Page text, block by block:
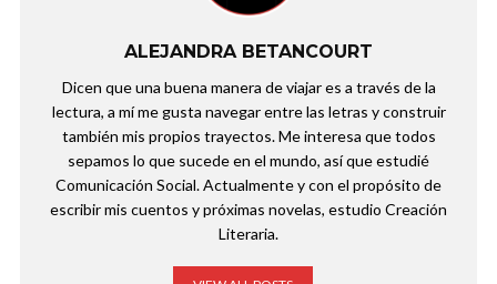
ALEJANDRA BETANCOURT
Dicen que una buena manera de viajar es a través de la
lectura, a mí me gusta navegar entre las letras y construir
también mis propios trayectos. Me interesa que todos
sepamos lo que sucede en el mundo, así que estudié
Comunicación Social. Actualmente y con el propósito de
escribir mis cuentos y próximas novelas, estudio Creación
Literaria.